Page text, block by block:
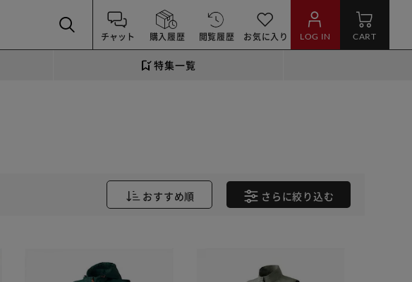
チャット 購入履歴 閲覧履歴 お気に入り LOG IN CART
特集一覧
おすすめ順 さらに絞り込む